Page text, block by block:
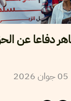
دفاعا عن
05 جوان2026